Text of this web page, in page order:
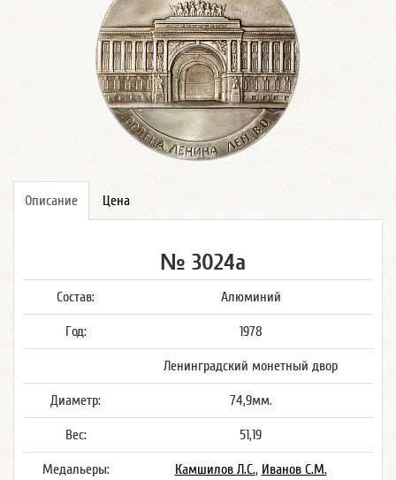
Описание Цена
№ 3024а
Состав: Алюминий
Год: 1978
Ленинградский монетный двор
Диаметр: 74,9мм.
Вес: 51,19
Медальеры: Камшилов Л.С., Иванов С.М.